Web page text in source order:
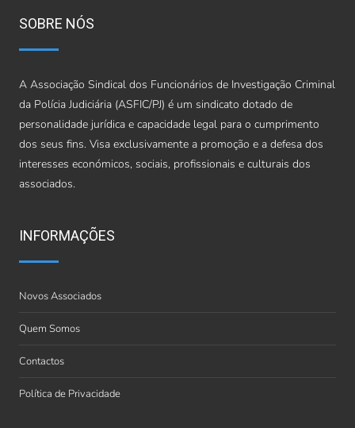
SOBRE NÓS
A Associação Sindical dos Funcionários de Investigação Criminal
da Polícia Judiciária (ASFIC/PJ) é um sindicato dotado de
personalidade jurídica e capacidade legal para o cumprimento
dos seus fins. Visa exclusivamente a promoção e a defesa dos
interesses económicos, sociais, profissionais e culturais dos
associados.
INFORMAÇÕES
Novos Associados
Quem Somos
Contactos
Política de Privacidade